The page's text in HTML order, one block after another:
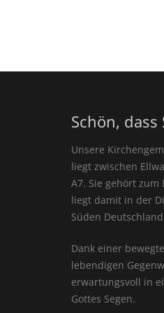
Schön,
Unsere
liegt zwischen
A7. Sie gehört zum
liegt damit in der
Süden
Dank einer
lebendigen
erwartungsvoll in
Gottes Segen.